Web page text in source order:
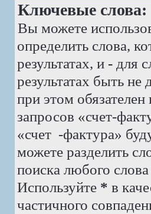
Ключевые слова:
Вы можете
определить слова,
результатах, и - для
результатах быть
при этом обязателен
запросов «счет-
«счет -фактура»
можете разделить
поиска любого слова
Используйте * в
частичного